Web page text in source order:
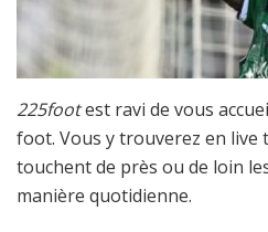
225footest ravi de vous
foot. Vous y trouverez en live
touchent de près ou de loin
manière quotidienne.